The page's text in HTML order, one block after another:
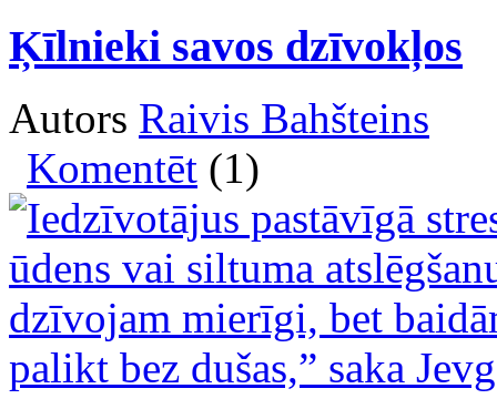
Ķīlnieki savos dzīvokļos
Autors Raivis Bahšteins
Komentēt (1)